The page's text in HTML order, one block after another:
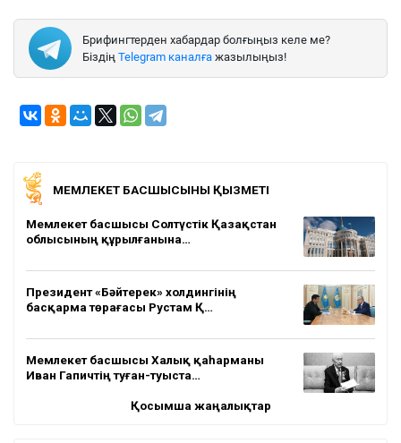
Брифингтерден хабардар болғыңыз келе ме?
Біздің Telegram каналға жазылыңыз!
МЕМЛЕКЕТ БАСШЫСЫНЫҢ ҚЫЗМЕТІ
Мемлекет басшысы Солтүстік Қазақстан
облысының құрылғанына…
Президент «Бәйтерек» холдингінің
басқарма төрағасы Рустам Қ…
Мемлекет басшысы Халық қаһарманы
Иван Гапичтің туған-туыста…
Қосымша жаңалықтар